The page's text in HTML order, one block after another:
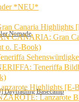
Nomade
Daytrading Basecamp
*NEU*
Canaria Highlights
CANARIA: Gran
o. E-Book)
Teneriffa
Highlights [E-
Lanzarote